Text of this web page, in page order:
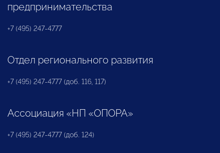
предпринимательства
+7 (495) 247-4777
Отдел регионального развития
+7 (495) 247-4777 (доб. 116, 117)
Ассоциация «НП «ОПОРА»
+7 (495) 247-4777 (доб. 124)